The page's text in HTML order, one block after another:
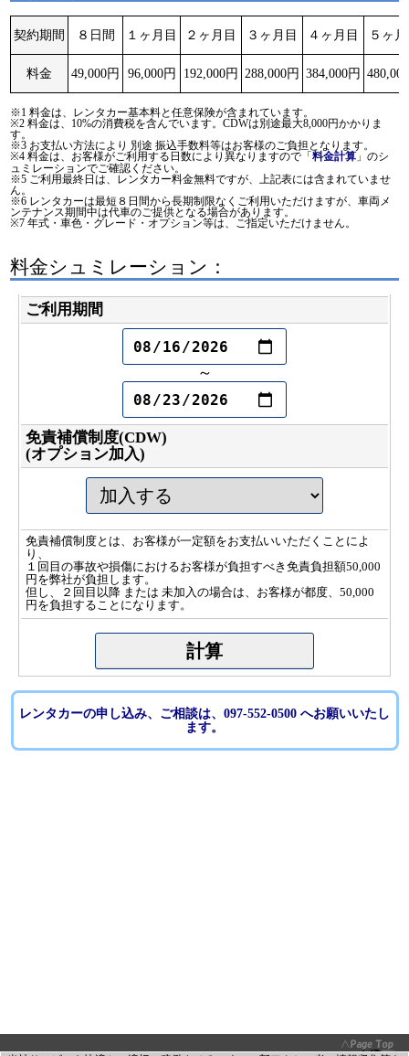
契約期間 ８日間 １ヶ月目 ２ヶ月目 ３ヶ月目 ４ヶ月目 ５ヶ
料金 49,000円 96,000円 192,000円 288,000円 384,000円
※1 料金は、レンタカー基本料と任意保険が含まれています。
※2 料金は、10%の消費税を含んでいます。CDWは別途最大8,000円かかりま
す。
※3 お支払い方法により 別途 振込手数料等はお客様のご負担となります。
※4 料金は、お客様がご利用する日数により異なりますので「料金計算 」のシ
ュミレーションでご確認ください。
※5 ご利用最終日は、レンタカー料金無料ですが、上記表には含まれていませ
ん。
※6 レンタカーは最短８日間から長期制限なくご利用いただけますが、車両メ
ンテナンス期間中は代車のご提供となる場合があります。
※7 年式・車色・グレード・オプション等は、ご指定いただけません。
料金シュミレーション：
ご利用期間
～
免責補償制度(CDW)
(オプション加入)
免責補償制度とは、お客様が一定額をお支払いいただくことによ
り、
１回目の事故や損傷におけるお客様が負担すべき免責負担額50,000
円を弊社が負担します。
但し、２回目以降 または 未加入の場合は、お客様が都度、50,000
円を負担することになります。
レンタカーの申し込み、ご相談は、097-552-0500 へお願いいたし
ます。